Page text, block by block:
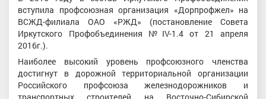
вступила профсоюзная организация «Дорпрофжел» на
ВСЖД-филиала ОАО «РЖД» (постановление Совета
Иркутского Профобъединения №IV-1.4 от 21 апреля
2016г.).
Наиболее высокий уровень профсоюзного членства
достигнут в дорожной территориальной организации
Российского профсоюза железнодорожников и